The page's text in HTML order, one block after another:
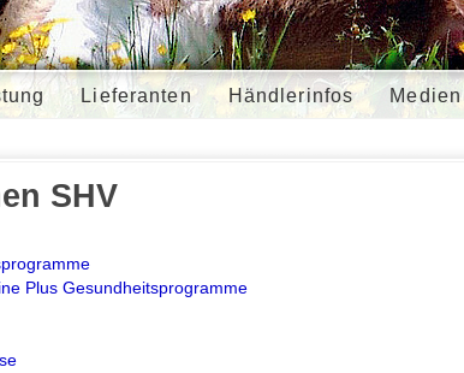
Lieferanten Händlerinfos Medien
SHV
Plus Gesundheitsprogramme